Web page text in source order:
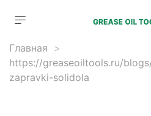
Главная
https://greaseoiltools.ru/
zapravki-solidola